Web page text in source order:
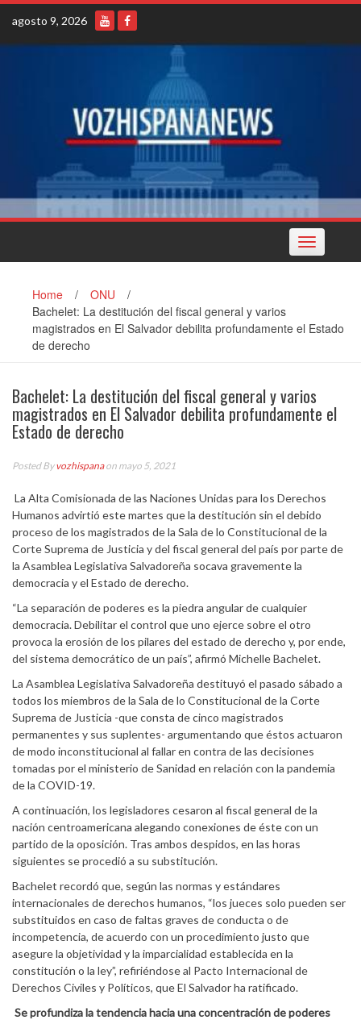
Skip
content
agosto 9, 2026
Toggle
navigation
Home / ONU
/
Bachelet: La destitución del fiscal general y varios
magistrados en El Salvador debilita profundamente el Estado
de derecho
Bachelet: La destitución del fiscal general y varios
magistrados en El Salvador debilita profundamente el
Estado de derecho
Posted Byvozhispanaon mayo 5, 2021
La Alta Comisionada de las Naciones Unidas para los Derechos
Humanos advirtió este martes que la destitución sin el debido
proceso de los magistrados de la Sala de lo Constitucional de la
Corte Suprema de Justicia y del fiscal general del país por parte de
la Asamblea Legislativa Salvadoreña socava gravemente la
democracia y el Estado de derecho.
“La separación de poderes es la piedra angular de cualquier
democracia. Debilitar el control que uno ejerce sobre el otro
provoca la erosión de los pilares del estado de derecho y, por ende,
del sistema democrático de un país”, afirmó Michelle Bachelet.
La Asamblea Legislativa Salvadoreña destituyó el pasado sábado a
todos los miembros de la Sala de lo Constitucional de la Corte
Suprema de Justicia -que consta de cinco magistrados
permanentes y sus suplentes- argumentando que éstos actuaron
de modo inconstitucional al fallar en contra de las decisiones
tomadas por el ministerio de Sanidad en relación con la pandemia
de la COVID-19.
A continuación, los legisladores cesaron al fiscal general de la
nación centroamericana alegando conexiones de éste con un
partido de la oposición. Tras ambos despidos, en las horas
siguientes se procedió a su substitución.
Bachelet recordó que, según las normas y estándares
internacionales de derechos humanos, “los jueces solo pueden ser
substituidos en caso de faltas graves de conducta o de
incompetencia, de acuerdo con un procedimiento justo que
asegure la objetividad y la imparcialidad establecida en la
constitución o la ley”, refiriéndose al Pacto Internacional de
Derechos Civiles y Políticos, que El Salvador ha ratificado.
Se profundiza la tendencia hacia una concentración de poderes